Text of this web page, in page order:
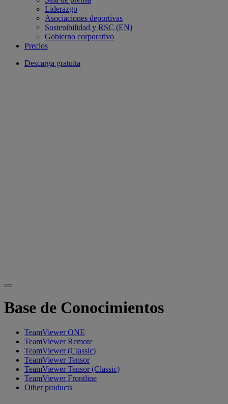
Liderazgo
Asociaciones deportivas
Sostenibilidad y RSC (EN)
Gobierno corporativo
Precios
Descarga gratuita
Base de Conocimientos
TeamViewer ONE
TeamViewer Remote
TeamViewer (Classic)
TeamViewer Tensor
TeamViewer Tensor (Classic)
TeamViewer Frontline
Other products